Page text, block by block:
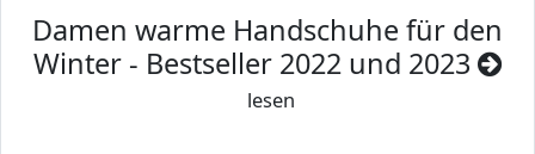
Damen warme Handschuhe für den
Winter - Bestseller 2022 und 2023
lesen